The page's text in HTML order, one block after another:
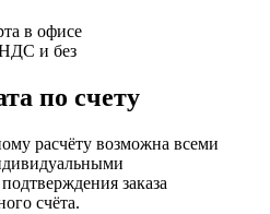
в офисе
НДС и без
по счету
расчёту возможна всеми
заказа
счёта.